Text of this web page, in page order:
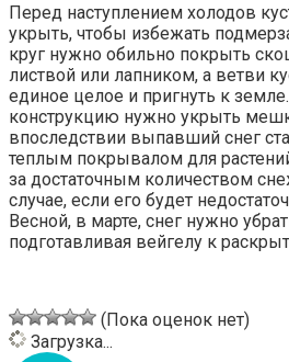
Перед наступлением холодов
укрыть, чтобы избежать
круг нужно обильно покрыть
листвой или лапником, а ветви
единое целое и пригнуть к
конструкцию нужно укрыть
впоследствии выпавший снег
теплым покрывалом для
за достаточным количеством
случае, если его будет
Весной, в марте, снег нужно
подготавливая вейгелу к
(Пока оценок нет)
Загрузка...